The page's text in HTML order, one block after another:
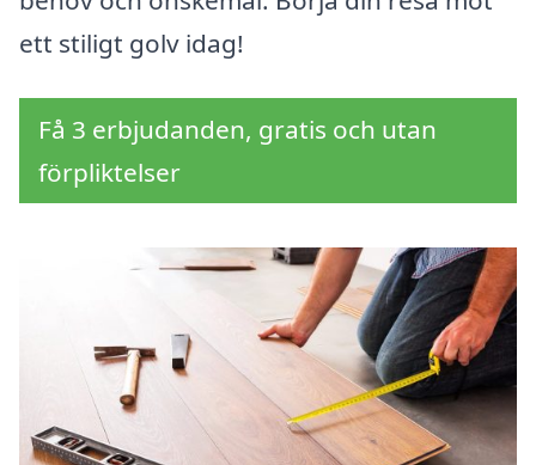
ett stiligt golv idag!
Få 3 erbjudanden, gratis och utan
förpliktelser